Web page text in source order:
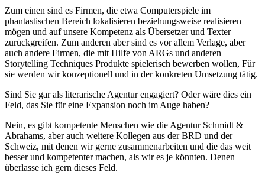
Zum einen sind es Firmen, die etwa Computerspiele im
phantastischen Bereich lokalisieren beziehungsweise realisieren
mögen und auf unsere Kompetenz als Übersetzer und Texter
zurückgreifen. Zum anderen aber sind es vor allem Verlage, aber
auch andere Firmen, die mit Hilfe von ARGs und anderen
Storytelling Techniques Produkte spielerisch bewerben wollen, Für
sie werden wir konzeptionell und in der konkreten Umsetzung tätig.
Sind Sie gar als literarische Agentur engagiert? Oder wäre dies ein
Feld, das Sie für eine Expansion noch im Auge haben?
Nein, es gibt kompetente Menschen wie die Agentur Schmidt &
Abrahams, aber auch weitere Kollegen aus der BRD und der
Schweiz, mit denen wir gerne zusammenarbeiten und die das weit
besser und kompetenter machen, als wir es je könnten. Denen
überlasse ich gern dieses Feld.